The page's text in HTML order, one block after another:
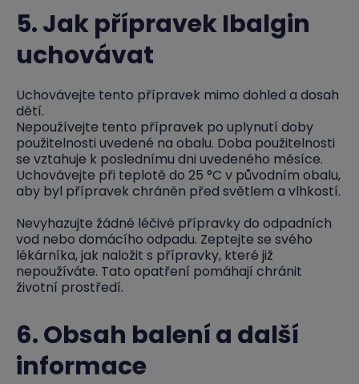
5. Jak přípravek Ibalgin
uchovávat
Uchovávejte tento přípravek mimo dohled a dosah
dětí.
Nepoužívejte tento přípravek po uplynutí doby
použitelnosti uvedené na obalu. Doba použitelnosti
se vztahuje k poslednímu dni uvedeného měsíce.
Uchovávejte při teplotě do 25 °C v původním obalu,
aby byl přípravek chráněn před světlem a vlhkostí.
Nevyhazujte žádné léčivé přípravky do odpadních
vod nebo domácího odpadu. Zeptejte se svého
lékárníka, jak naložit s přípravky, které již
nepoužíváte. Tato opatření pomáhají chránit
životní prostředí.
6. Obsah balení a další
informace